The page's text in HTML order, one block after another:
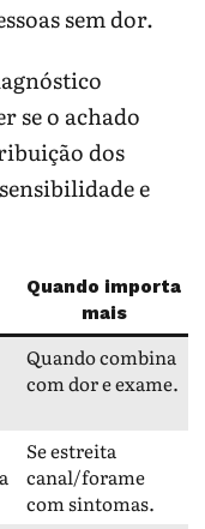
sem dor.
se o achado
dos
e
Quando importa
mais
Quando combina
com dor e exame.
Se estreita
canal/forame
com sintomas.